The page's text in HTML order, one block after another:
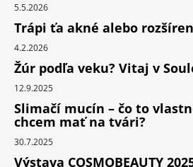
5.5.2026
Trápi ťa akné alebo
4.2.2026
Žúr podľa veku? Vitaj v
12.9.2025
Slimačí mucín – čo to
chcem mať na tvári?
30.7.2025
Výstava COSMOBEAUTY